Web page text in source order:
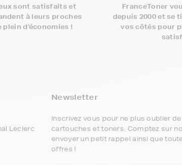
sont satisfaits et
à leurs proches
plein d'économies !
FranceToner
depuis 2000 et se
vos côtés pour
Leclerc
Newsletter
Inscrivez vous pour ne plus oublier
cartouches et toners. Comptez sur
envoyer un petit rappel ainsi que
offres !
5€
Inscrivez-vous à notre